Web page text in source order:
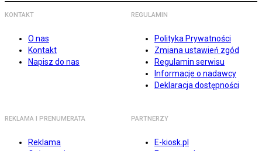
KONTAKT
O nas
Kontakt
Napisz do nas
REGULAMIN
Polityka Prywatności
Zmiana ustawień zgód
Regulamin serwisu
Informacje o nadawcy
Deklaracja dostępności
REKLAMA I PRENUMERATA
Reklama
PARTNERZY
E-kiosk.pl